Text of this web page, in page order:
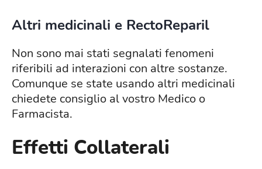
Altri medicinali e RectoReparil
Non sono mai stati segnalati fenomeni
riferibili ad interazioni con altre sostanze.
Comunque se state usando altri medicinali
chiedete consiglio al vostro Medico o
Farmacista.
Effetti Collaterali